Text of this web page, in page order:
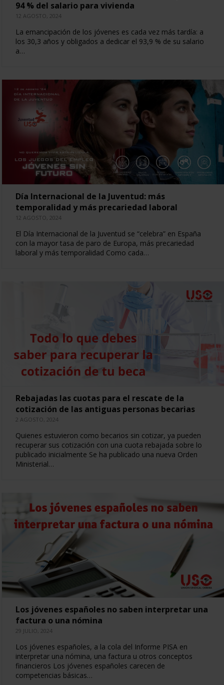
94 % del salario para vivienda
12 AGOSTO, 2024
La emancipación de los jóvenes es cada vez más tardía: a
los 30,3 años y obligados a dedicar el 93,9 % de su salario
a…
Día Internacional de la Juventud: más
temporalidad y más precariedad laboral
12 AGOSTO, 2024
El Día Internacional de la Juventud se “celebra” en España
con la mayor tasa de paro de Europa, más precariedad
laboral y más temporalidad Como cada…
Rebajadas las cuotas para el rescate de la
cotización de las antiguas personas becarias
2 AGOSTO, 2024
Quienes estuvieron como becarios sin cotizar, ya pueden
recuperar sus cotización con una cuota rebajada sobre lo
publicado inicialmente Se ha publicado una nueva Orden
Ministerial…
Los jóvenes españoles no saben interpretar una
factura o una nómina
29 JULIO, 2024
Los jóvenes españoles, a la cola del Informe PISA en
interpretar una nómina, una factura u otros conceptos
financieros Los jóvenes españoles carecen de
competencias básicas…